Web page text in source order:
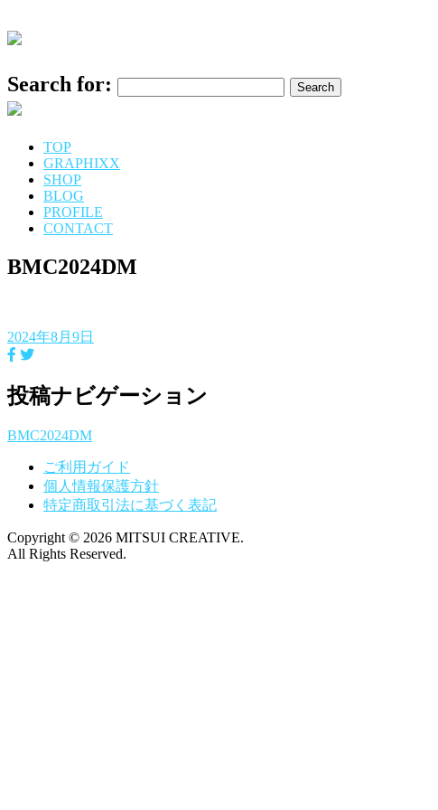
Search for:
TOP
GRAPHIXX
SHOP
BLOG
PROFILE
CONTACT
BMC2024DM
2024年8月9日
投稿ナビゲーション
BMC2024DM
ご利用ガイド
個人情報保護方針
特定商取引法に基づく表記
Copyright © 2026 MITSUI CREATIVE.
All Rights Reserved.